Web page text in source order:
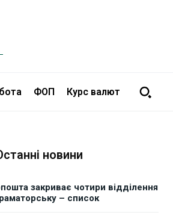
ФОП Курс валют
новини
закриває чотири відділення
– список